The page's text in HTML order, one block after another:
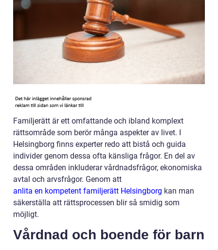
Familjerätt är ett omfattande och ibland komplext
rättsområde som berör många aspekter av livet. I
Helsingborg finns experter redo att bistå och guida
individer genom dessa ofta känsliga frågor. En del av
dessa områden inkluderar vårdnadsfrågor, ekonomiska
avtal och arvsfrågor. Genom att
anlita en kompetent familjerätt Helsingborg kan man
säkerställa att rättsprocessen blir så smidig som
möjligt.
Vårdnad och boende för barn